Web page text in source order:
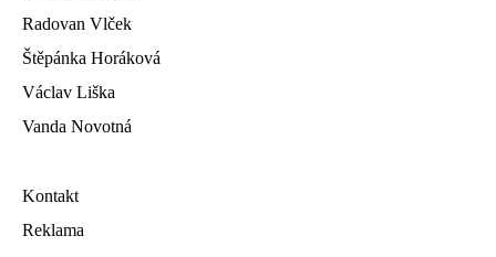
Radovan Vlček
Štěpánka Horáková
Václav Liška
Vanda Novotná
Kontakt
Reklama